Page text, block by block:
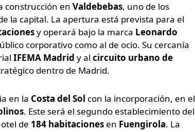
en Valdebebas, uno de los
la capital. La apertura está prevista para el
y operará bajo la marca Leonardo
corporativo como al de ocio. Su cercanía
IFEMA Madrid y al circuito urbano de
dentro de Madrid.
en la Costa del Sol con la incorporación, en el
. Este será el segundo establecimiento del
de 184 habitacionesen Fuengirola. La